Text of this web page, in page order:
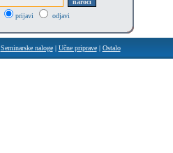
prijavi odjavi
Seminarske naloge| Učne priprave| Ostalo